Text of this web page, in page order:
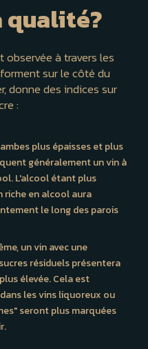
qualité?
observée à travers les
sur le côté du
donne des indices sur
:
plus épaisses et plus
généralement un vin à
L'alcool étant plus
riche en alcool aura
le long des parois
un vin avec une
résiduels présentera
élevée. Cela est
les vins liquoreux ou
seront plus marquées